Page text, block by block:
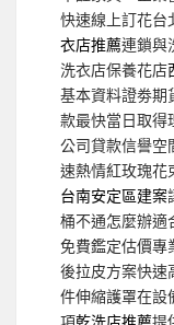
快速線上訂花台
衣店推薦連鎖與
洗衣店保養花店
基本資料證劵期
款最快當日取得
公司貸款信譽空
速熱情紅玫瑰花
台南安定區建案
桶不通怎麼辦適
免費鑑定估價專
後拉皮方案快速
件伸縮護罩在設